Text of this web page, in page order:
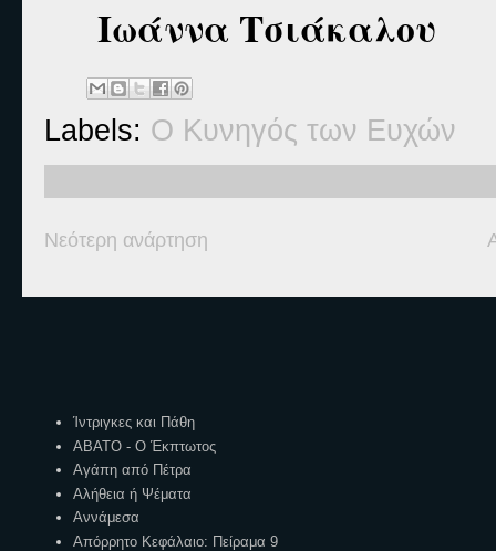
Ιωάννα Τσιάκαλου
Labels: Ο Κυνηγός των Ευχών
Νεότερη ανάρτηση
Ίντριγκες και Πάθη
ΑΒΑΤΟ - Ο Έκπτωτος
Αγάπη από Πέτρα
Αλήθεια ή Ψέματα
Αννάμεσα
Απόρρητο Κεφάλαιο: Πείραμα 9